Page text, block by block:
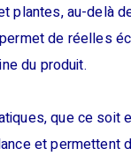
plantes, au-delà
de réelles
du produit.
que ce soit
et permettent